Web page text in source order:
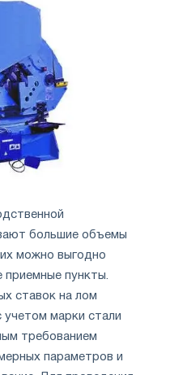
большие объемы
можно выгодно
приемные пункты.
ставок на лом
учетом марки стали
требованием
параметров и